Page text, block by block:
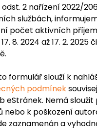
odst. 2 nařízení 2022/
službách,
počet aktivních
8. 2024 až 17. 2. 2025
formulář slouží k
podmínek
eStránek. Nemá sloužit
nebo k poškození
zaznamenán a